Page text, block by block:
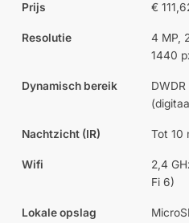
Prijs €
Resolutie
4 MP,
1440
Dynamisch bereik
DWDR
Nachtzicht (IR) Tot 10
Wifi
2,4
Fi 6)
Lokale opslag